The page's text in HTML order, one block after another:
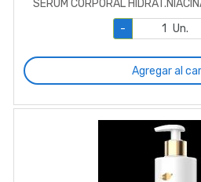
SERUM CORPORAL
-
Un.
Agregar al